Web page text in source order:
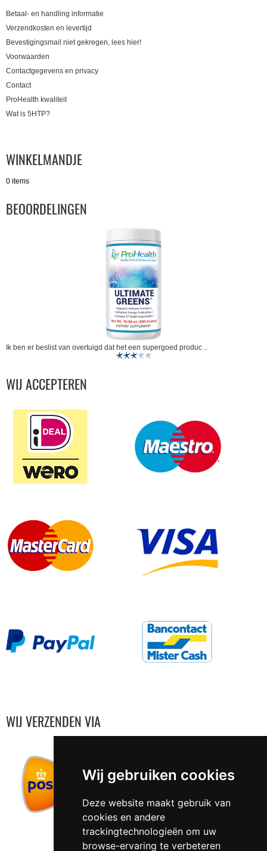
Wij gebruiken cookies
Deze website maakt gebruik van
cookies en andere
trackingtechnologieën om uw
browse-ervaring te verbeteren
Betaal- en handling informatie
Verzendkosten en levertijd
Bevestigingsmail niet gekregen, lees hier!
Voorwaarden
Contactgegevens en privacy
Contact
ProHealth kwaliteit
Wat is 5HTP?
WINKELMANDJE
0 items
BEOORDELINGEN
Ik ben er beslist van overtuigd dat het een supergoed produc ..
WIJ ACCEPTEREN
WIJ VERZENDEN VIA